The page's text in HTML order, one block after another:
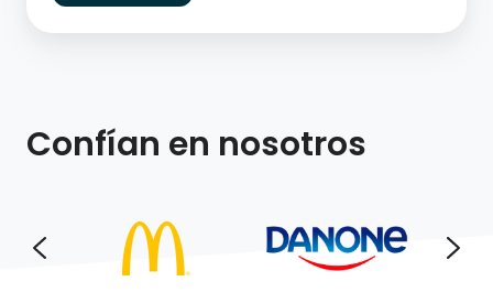
Confían en nosotros